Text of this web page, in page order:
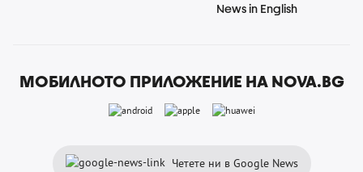
News in English
МОБИЛНОТО ПРИЛОЖЕНИЕ НА NOVA.BG
Четете ни в Google News